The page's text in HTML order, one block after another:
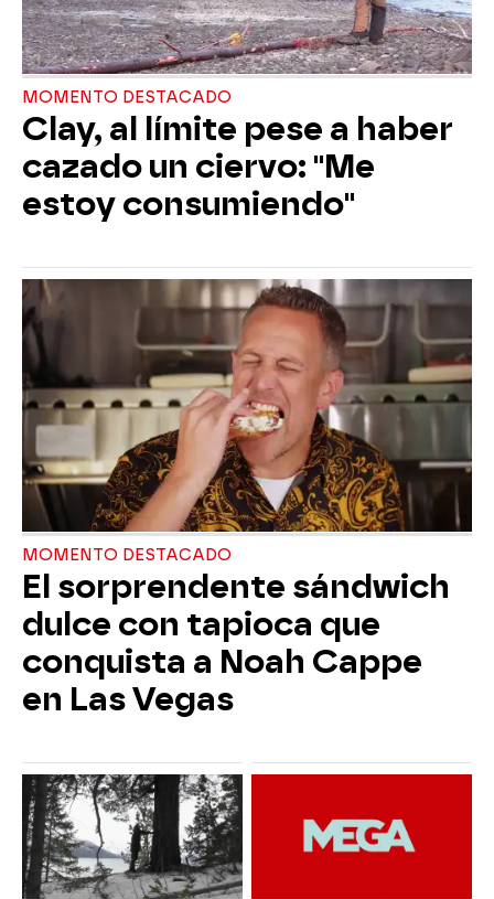
MOMENTO DESTACADO
Clay, al límite pese a haber
cazado un ciervo: "Me
estoy consumiendo"
MOMENTO DESTACADO
El sorprendente sándwich
dulce con tapioca que
conquista a Noah Cappe
en Las Vegas